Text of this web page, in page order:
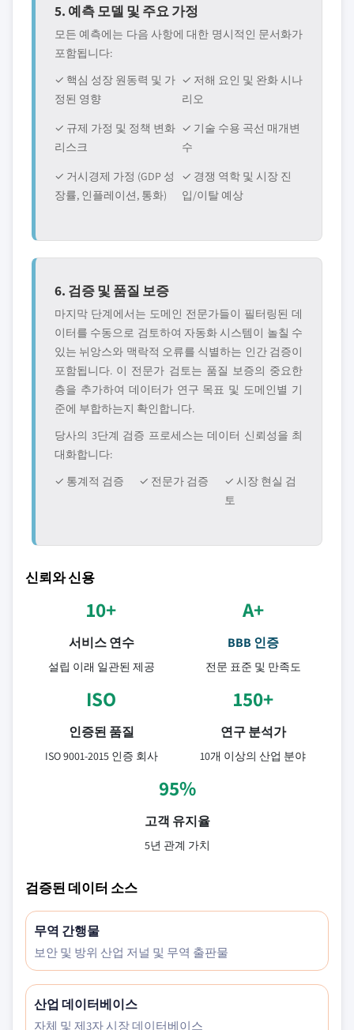
5. 예측 모델 및 주요 가정
모든 예측에는 다음 사항에 대한 명시적인 문서화가
포함됩니다:
✓ 핵심 성장 원동력 및 가
정된 영향
✓ 저해 요인 및 완화 시나
리오
✓ 규제 가정 및 정책 변화
리스크
✓ 기술 수용 곡선 매개변
수
✓ 거시경제 가정 (GDP 성
장률, 인플레이션, 통화)
✓ 경쟁 역학 및 시장 진
입/이탈 예상
6. 검증 및 품질 보증
마지막 단계에서는 도메인 전문가들이 필터링된 데
이터를 수동으로 검토하여 자동화 시스템이 놀칠 수
있는 뉘앙스와 맥락적 오류를 식별하는 인간 검증이
포함됩니다. 이 전문가 검토는 품질 보증의 중요한
층을 추가하여 데이터가 연구 목표 및 도메인별 기
준에 부합하는지 확인합니다.
당사의 3단계 검증 프로세스는 데이터 신뢰성을 최
대화합니다:
✓ 통계적 검증
✓ 전문가 검증
✓ 시장 현실 검
토
신뢰와 신용
10+
서비스 연수
설립 이래 일관된 제공
A+
BBB 인증
전문 표준 및 만족도
ISO
인증된 품질
ISO 9001-2015 인증 회사
150+
연구 분석가
10개 이상의 산업 분야
95%
고객 유지율
5년 관계 가치
검증된 데이터 소스
무역 간행물
보안 및 방위 산업 저널 및 무역 출판물
산업 데이터베이스
자체 및 제3자 시장 데이터베이스